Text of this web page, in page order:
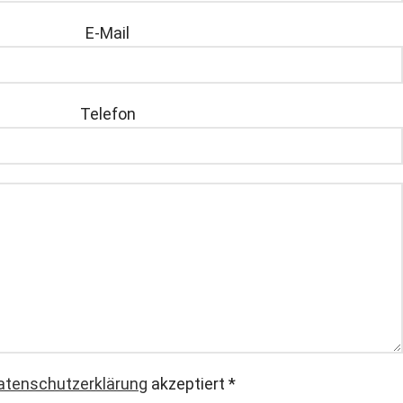
E-Mail
Telefon
akzeptiert *